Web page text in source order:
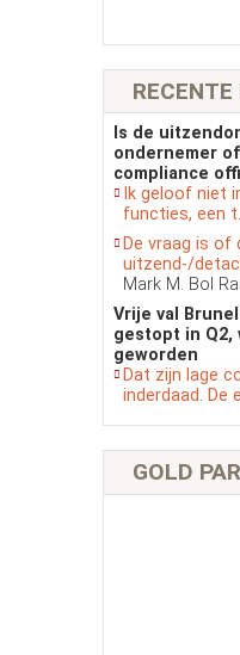
Is de
ondernemer
compliance
Ik geloof niet
functies, een
De vraag is of
uitzend-/
Mark M. Bol
Vrije val
gestopt in Q2,
geworden
Dat zijn lage
inderdaad. De
GOLD